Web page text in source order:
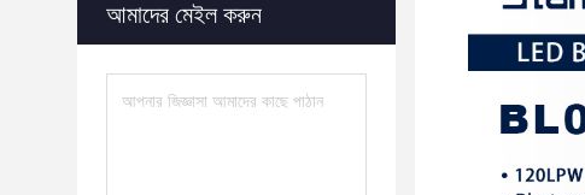
আমাদের মেইল করুন